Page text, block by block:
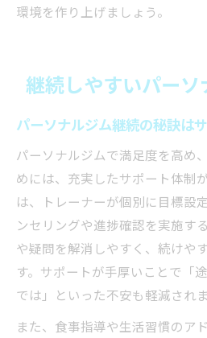
環境を作り上げましょう。
継続しやすいパー
パーソナルジム継続の秘訣は
パーソナルジムで満足度を高め
めには、充実したサポート体制
は、トレーナーが個別に目標設
ンセリングや進捗確認を実施す
や疑問を解消しやすく、続けや
す。サポートが手厚いことで「
では」といった不安も軽減されま
また、食事指導や生活習慣のア